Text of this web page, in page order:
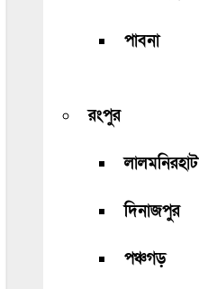
পাবনা
রংপুর
লালমনিরহাট
দিনাজপুর
পঞ্চগড়